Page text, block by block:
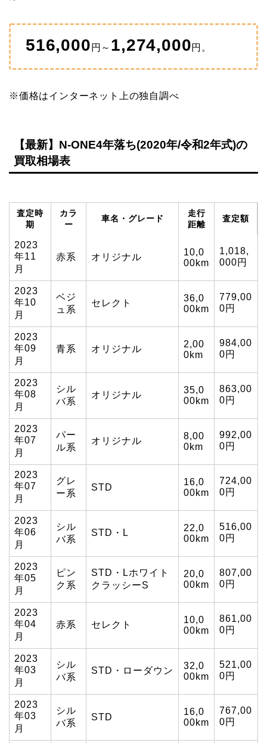
516,000 円～ 1,274,000円。
※価格はインターネット上の独自調べ
【最新】N-ONE4年落ち(2020年/令和2年式)の
買取相場表
査定時
期
カラ
ー
車名・グレード
走行
距離
査定額
2023
年11
月
赤系 オリジナル
10,0
00km
1,018,
000円
2023
年10
月
ベジ
ュ系
セレクト
36,0
00km
779,00
0円
2023
年09
月
青系 オリジナル
2,00
0km
984,00
0円
2023
年08
月
シル
バ系
オリジナル
35,0
00km
863,00
0円
2023
年07
月
パー
ル系
オリジナル
8,00
0km
992,00
0円
2023
年07
月
グレ
ー系
STD
16,0
00km
724,00
0円
2023
年06
月
シル
バ系
STD・L
22,0
00km
516,00
0円
2023
年05
月
ピン
ク系
STD・Lホワイト
クラッシーS
20,0
00km
807,00
0円
2023
年04
月
赤系 セレクト
10,0
00km
861,00
0円
2023
年03
月
シル
バ系
STD・ローダウン
32,0
00km
521,00
0円
2023
年03
月
シル
バ系
STD
16,0
00km
767,00
0円